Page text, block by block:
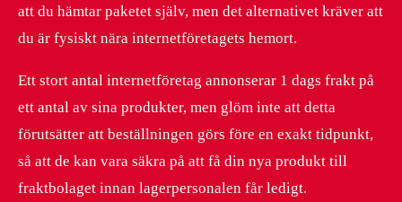
att du hämtar paketet själv, men det alternativet kräver att
du är fysiskt nära internetföretagets hemort.
Ett stort antal internetföretag annonserar 1 dags frakt på
ett antal av sina produkter, men glöm inte att detta
förutsätter att beställningen görs före en exakt tidpunkt,
så att de kan vara säkra på att få din nya produkt till
fraktbolaget innan lagerpersonalen får ledigt.